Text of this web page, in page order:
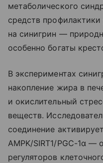
метаболического
средств
на синигрин —
особенно богаты
В экспериментах
накопление жира в
и окислительный
веществ.
соединение
AMPK/SIRT1/PGC-1α —
регуляторов